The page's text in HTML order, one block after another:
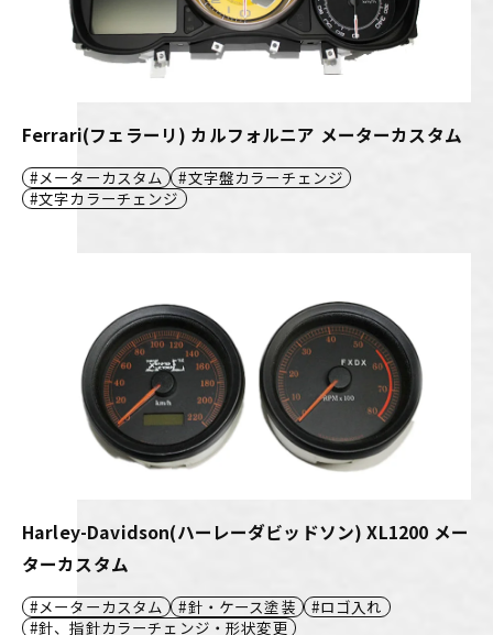
Ferrari(フェラーリ) カルフォルニア メーターカスタム
メーターカスタム
文字盤カラーチェンジ
文字カラーチェンジ
Harley-Davidson(ハーレーダビッドソン) XL1200 メー
ターカスタム
メーターカスタム 針・ケース塗装
ロゴ入れ
針、指針カラーチェンジ・形状変更